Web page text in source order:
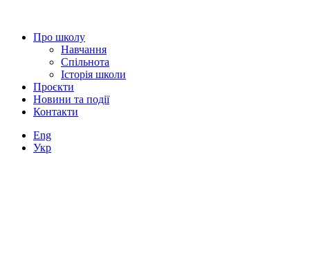
Про школу
Навчання
Спільнота
Історія школи
Проєкти
Новини та події
Контакти
Eng
Укр